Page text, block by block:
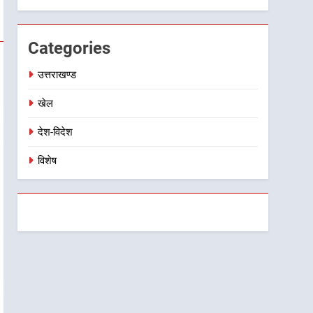
विस्तार पर हुई चर्चा
Categories
उत्तराखण्ड
खेल
देश-विदेश
विशेष